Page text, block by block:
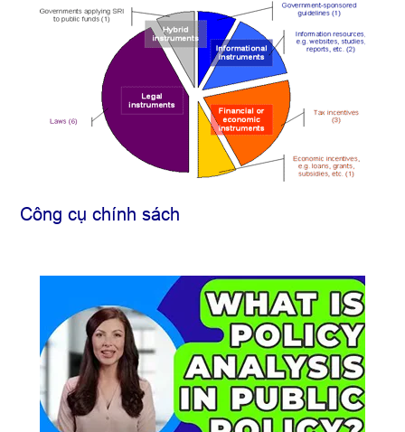
Công cụ chính sách